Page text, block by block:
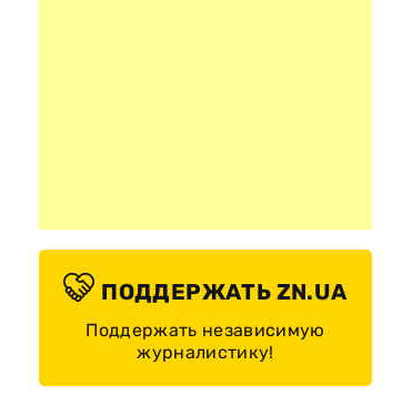
ПОДДЕРЖАТЬ ZN.UA
Поддержать независимую
журналистику!